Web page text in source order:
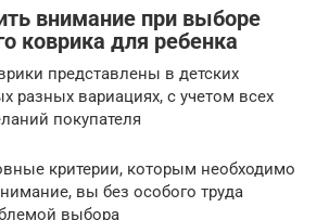
внимание при выборе
коврика для ребенка
представлены в детских
разных вариациях, с учетом всех
покупателя
критерии, которым необходимо
вы без особого труда
выбора